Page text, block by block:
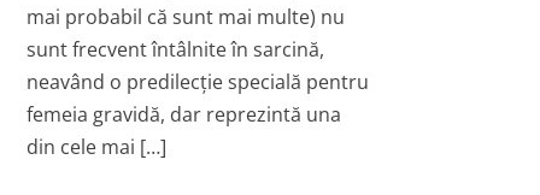
mai probabil că sunt mai multe) nu
sunt frecvent întâlnite în sarcină,
neavând o predilecţie specială pentru
femeia gravidă, dar reprezintă una
din cele mai […]